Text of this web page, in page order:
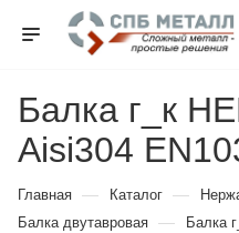
Балка г_к
Aisi304
Главная — Каталог —
Балка двутавровая — Балка